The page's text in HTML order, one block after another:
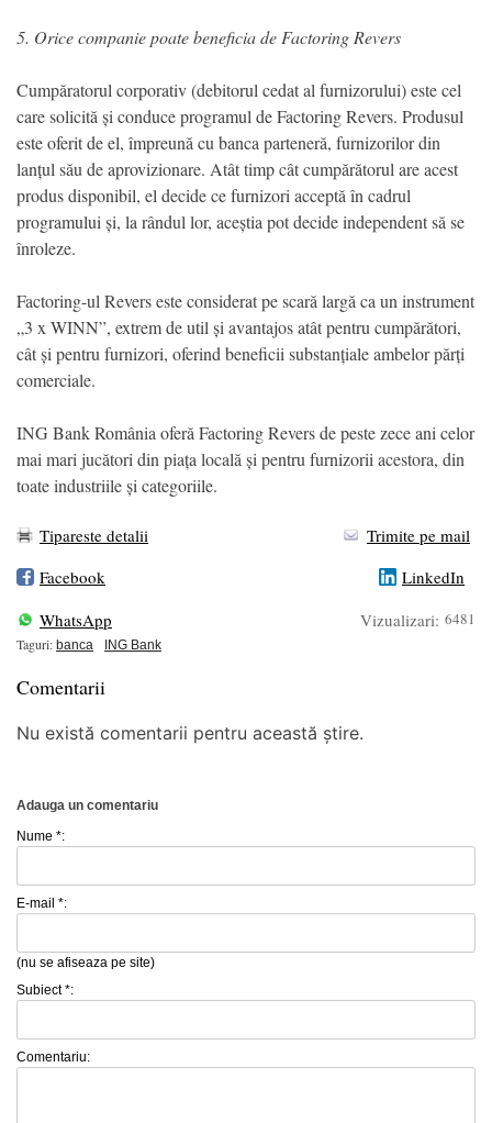
5. Orice companie poate beneficia de Factoring Revers
Cumpăratorul corporativ (debitorul cedat al furnizorului) este cel
care solicită și conduce programul de Factoring Revers. Produsul
este oferit de el, împreună cu banca parteneră, furnizorilor din
lanțul său de aprovizionare. Atât timp cât cumpărătorul are acest
produs disponibil, el decide ce furnizori acceptă în cadrul
programului și, la rândul lor, aceștia pot decide independent să se
înroleze.
Factoring-ul Revers este considerat pe scară largă ca un instrument
„3 x WINN”, extrem de util și avantajos atât pentru cumpărători,
cât și pentru furnizori, oferind beneficii substanțiale ambelor părți
comerciale.
ING Bank România oferă Factoring Revers de peste zece ani celor
mai mari jucători din piața locală și pentru furnizorii acestora, din
toate industriile și categoriile.
Tipareste detalii
Trimite pe mail
Facebook
LinkedIn
WhatsApp
Vizualizari: 6481
Taguri: banca ING Bank
Comentarii
Nu există comentarii pentru această știre.
Adauga un comentariu
Nume *:
E-mail *:
(nu se afiseaza pe site)
Subiect *:
Comentariu: